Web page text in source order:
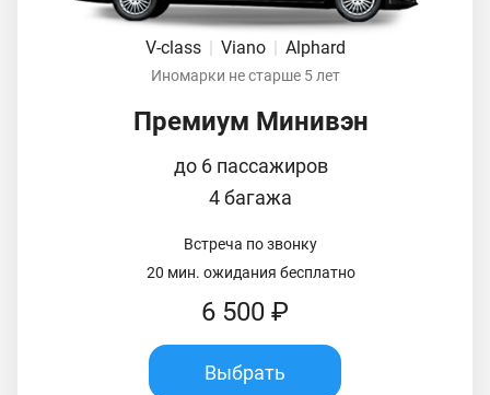
V-class Viano Alphard
Иномарки не старше 5 лет
Премиум Минивэн
до 6 пассажиров
4 багажа
Встреча по звонку
20 мин. ожидания бесплатно
6 500 ₽
Выбрать